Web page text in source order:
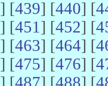
] [439] [440] [
] [451] [452] [
] [463] [464] [
] [475] [476] [